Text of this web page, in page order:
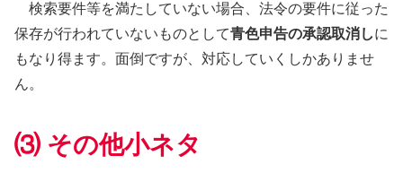
検索要件等を満たしていない場合、法令の要件に従った
保存が行われていないものとして青色申告の承認取消しに
もなり得ます。面倒ですが、対応していくしかありませ
ん。
⑶ その他小ネタ